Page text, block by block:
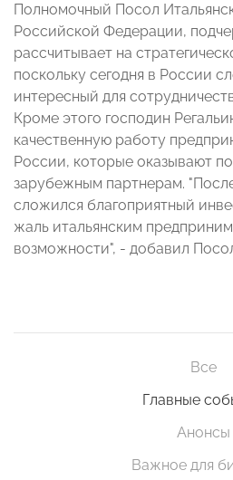
Полномочный Посол
Российской Федерации,
рассчитывает на
поскольку сегодня в России
интересный для
Кроме этого господин
качественную работу
России, которые оказывают
зарубежным партнерам.
сложился благоприятный
жаль итальянским
возможности", - добавил
Все
Главные
Анонсы
Важное для